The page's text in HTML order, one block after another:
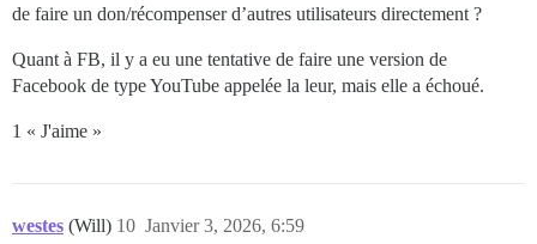
de faire un don/récompenser d’autres utilisateurs directement ?
Quant à FB, il y a eu une tentative de faire une version de
Facebook de type YouTube appelée la leur, mais elle a échoué.
1 « J'aime »
westes (Will) Janvier 3, 2026, 6:59
10